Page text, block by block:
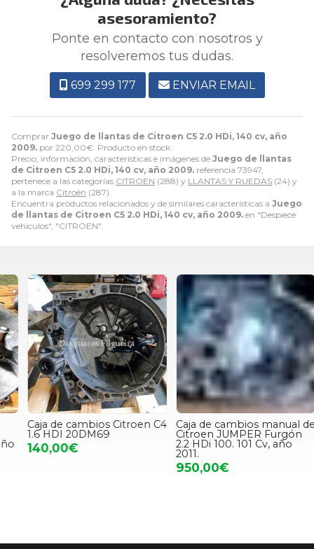
Comprar Juego de llantas de Citroen C5 2.0 HDi, 140 cv, año
2009. por 220,00€ . Producto en stock.
Precio, información, características e imágenes de Juego de llantas
de Citroen C5 2.0 HDi, 140 cv, año 2009. referencia 73947,
pertenece a las categorías CITROEN (288) y LLANTAS Y RUEDAS (24) y
a la marca Citroën (287).
Encuentra productos relacionados y de similares características a Juego
de llantas de Citroen C5 2.0 HDi, 140 cv, año 2009. en "Despiece
vehiculos", "CITROEN".
asesoramiento?
Ponte en contacto con nosotros y
resolveremos tus dudas.
699 299 177 ENVIAR EMAIL
Caja de cambios Citroen C4
1.6 HDI 20DM69
140,00€
Caja de cambios manual de
Citroen JUMPER Furgón
2.2 HDi 100. 101 Cv, año
2011.
950,00€